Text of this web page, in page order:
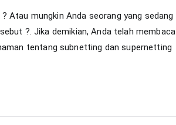
Atau mungkin Anda seorang yang sedang
?. Jika demikian, Anda telah membaca
tentang subnetting dan supernetting